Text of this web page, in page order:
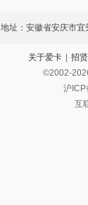
地址：安徽省安庆市
关于爱卡 | 招
©2002-
沪ICP
互